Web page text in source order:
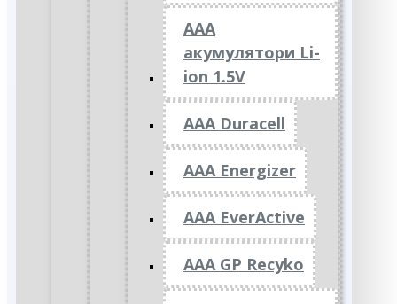
ААА
акумулятори Li-
ion 1.5V
AAA Duracell
AAA Energizer
AAA EverActive
AAA GP Recyko